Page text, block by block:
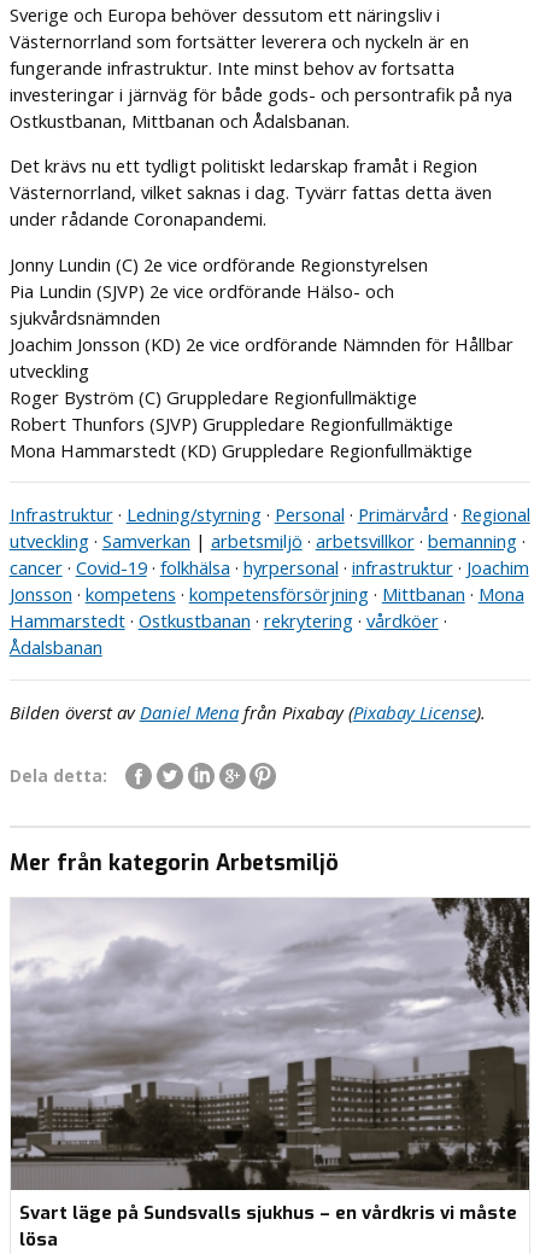
Sverige och Europa behöver dessutom ett näringsliv i
Västernorrland som fortsätter leverera och nyckeln är en
fungerande infrastruktur. Inte minst behov av fortsatta
investeringar i järnväg för både gods- och persontrafik på nya
Ostkustbanan, Mittbanan och Ådalsbanan.
Det krävs nu ett tydligt politiskt ledarskap framåt i Region
Västernorrland, vilket saknas i dag. Tyvärr fattas detta även
under rådande Coronapandemi.
Jonny Lundin (C) 2e vice ordförande Regionstyrelsen
Pia Lundin (SJVP) 2e vice ordförande Hälso- och
sjukvårdsnämnden
Joachim Jonsson (KD) 2e vice ordförande Nämnden för Hållbar
utveckling
Roger Byström (C) Gruppledare Regionfullmäktige
Robert Thunfors (SJVP) Gruppledare Regionfullmäktige
Mona Hammarstedt (KD) Gruppledare Regionfullmäktige
Infrastruktur· Ledning/styrning· Personal · Primärvård · Regional
utveckling· Samverkan | arbetsmiljö · arbetsvillkor· bemanning·
cancer· Covid-19· folkhälsa · hyrpersonal · infrastruktur· Joachim
Jonsson · kompetens · kompetensförsörjning· Mittbanan · Mona
Hammarstedt· Ostkustbanan · rekrytering· vårdköer·
Ådalsbanan
Bilden överst avDaniel Menafrån Pixabay (Pixabay License).
Dela detta:
Mer från kategorin Arbetsmiljö
Svart läge på Sundsvalls sjukhus – en vårdkris vi måste
lösa